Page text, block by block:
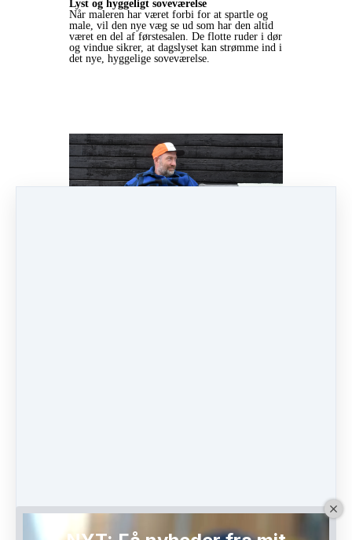
Lyst og hyggeligt soveværelse
Når maleren har været forbi for at spartle og
male, vil den nye væg se ud som har den altid
været en del af førstesalen. De flotte ruder i dør
og vindue sikrer, at dagslyset kan strømme ind i
det nye, hyggelige soveværelse.
er frigjort til fx skrivebord.”